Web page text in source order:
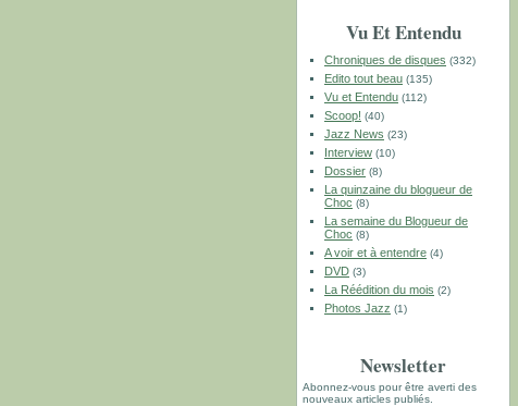
Vu Et Entendu
Chroniques de disques (332)
Edito tout beau (135)
Vu et Entendu (112)
Scoop! (40)
Jazz News (23)
Interview (10)
Dossier (8)
La quinzaine du blogueur de
Choc (8)
La semaine du Blogueur de
Choc (8)
A voir et à entendre (4)
DVD (3)
La Réédition du mois (2)
Photos Jazz (1)
Newsletter
Abonnez-vous pour être averti des
nouveaux articles publiés.